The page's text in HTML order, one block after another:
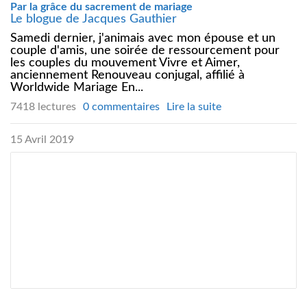
Par la grâce du sacrement de mariage
Le blogue de Jacques Gauthier
Samedi dernier, j'animais avec mon épouse et un
couple d'amis, une soirée de ressourcement pour
les couples du mouvement Vivre et Aimer,
anciennement Renouveau conjugal, affilié à
Worldwide Mariage En...
7418 lectures 0 commentaires Lire la suite
15 Avril 2019